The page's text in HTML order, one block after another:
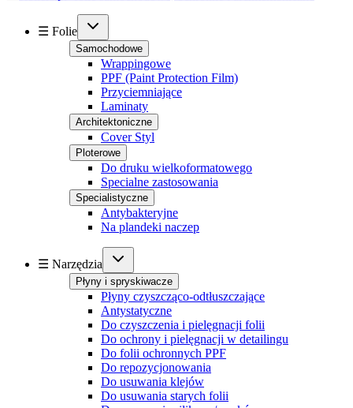
☰ Folie
Samochodowe
Wrappingowe
PPF (Paint Protection Film)
Przyciemniające
Laminaty
Architektoniczne
Cover Styl
Ploterowe
Do druku wielkoformatowego
Specialne zastosowania
Specialistyczne
Antybakteryjne
Na plandeki naczep
☰ Narzędzia
Płyny i spryskiwacze
Płyny czyszcząco-odtłuszczające
Antystatyczne
Do czyszczenia i pielęgnacji folii
Do ochrony i pielęgnacji w detailingu
Do folii ochronnych PPF
Do repozycjonowania
Do usuwania klejów
Do usuwania starych folii